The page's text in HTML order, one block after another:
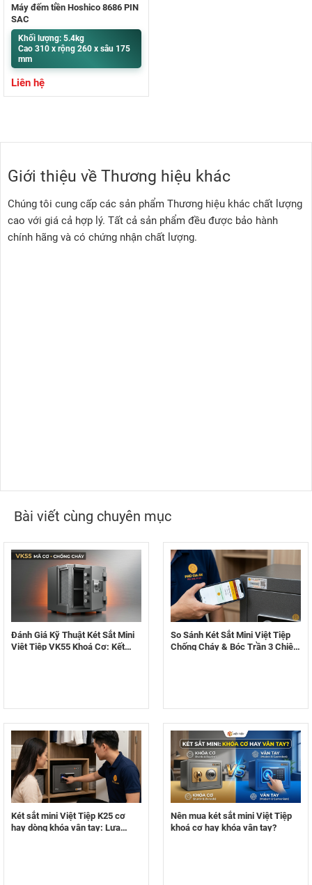
Máy đếm tiền Hoshico 8686 PIN
SẠC
Khối lượng: 5.4kg
Cao 310 x rộng 260 x sâu 175
mm
Liên hệ
Giới thiệu về Thương hiệu khác
Chúng tôi cung cấp các sản phẩm Thương hiệu khác chất lượng
cao với giá cả hợp lý. Tất cả sản phẩm đều được bảo hành
chính hãng và có chứng nhận chất lượng.
Bài viết cùng chuyên mục
Đánh Giá Kỹ Thuật Két Sắt Mini
Việt Tiệp VK55 Khoá Cơ: Kết
So Sánh Két Sắt Mini Việt Tiệp
Chống Cháy & Bóc Trần 3 Chiêu
Két sắt mini Việt Tiệp K25 cơ
hay dòng khóa vân tay: Lựa
Nên mua két sắt mini Việt Tiệp
khoá cơ hay khóa vân tay?